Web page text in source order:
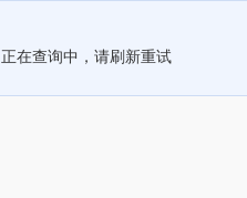
正在查询中，请刷新重试